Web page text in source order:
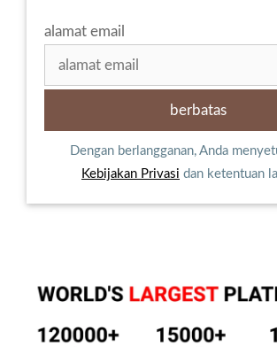
alamat email
Dengan berlangganan, Anda
Kebijakan Privasi dan ketentuan